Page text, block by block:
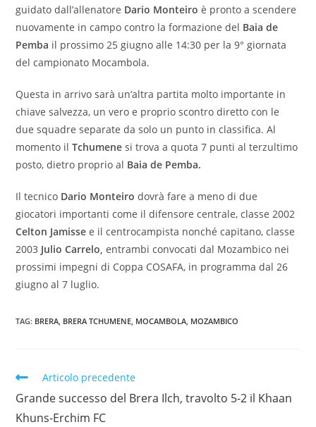
guidato dall’allenatore Dario Monteiroè pronto a scendere
nuovamente in campo contro la formazione del Baia de
Pemba il prossimo 25 giugno alle 14:30 per la 9° giornata
del campionato Mocambola.
Questa in arrivo sarà un’altra partita molto importante in
chiave salvezza, un vero e proprio scontro diretto con le
due squadre separate da solo un punto in classifica. Al
momento ilTchumenesi trova a quota 7 punti al terzultimo
posto, dietro proprio al Baia de Pemba.
Il tecnico Dario Monteirodovrà fare a meno di due
giocatori importanti come il difensore centrale, classe 2002
Celton Jamisse e il centrocampista nonché capitano, classe
2003 Julio Carrelo,entrambi convocati dal Mozambico nei
prossimi impegni di Coppa COSAFA, in programma dal 26
giugno al 7 luglio.
TAG: BRERA, BRERA TCHUMENE, MOCAMBOLA, MOZAMBICO
Articolo precedente
Grande successo del Brera Ilch, travolto 5-2 il Khaan
Khuns-Erchim FC